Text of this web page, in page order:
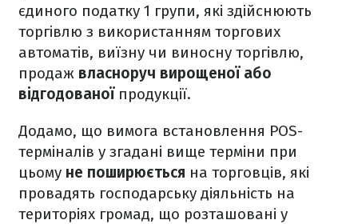
єдиного податку 1 групи, які здійснюють
торгівлю з використанням торгових
автоматів, виїзну чи виносну торгівлю,
продаж власноруч вирощеної або
відгодованоїпродукції.
Додамо, що вимога встановлення POS-
терміналів у згадані вище терміни при
цьому не поширюється на торговців, які
провадять господарську діяльність на
територіях громад, що розташовані у